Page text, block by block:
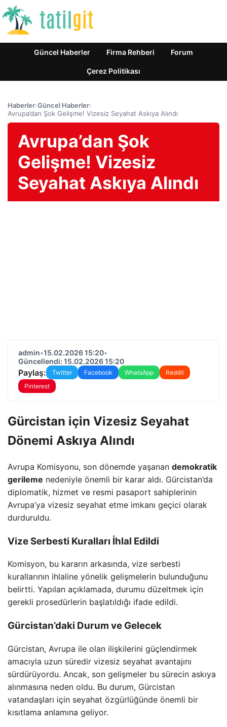
Güncel Haberler Firma Rehberi Forum
Çerez Politikası
Haberler›Güncel Haberler›
Avrupa’dan Şok Gelişme! Vizesiz Seyahat Askıya Alındı
Avrupa’dan Şok
Gelişme! Vizesiz
Seyahat Askıya Alındı
admin•15.02.2026 15:20•
Güncellendi: 15.02.2026 15:20
Paylaş: Twitter Facebook WhatsApp
Reddit
Pinterest
Gürcistan için Vizesiz Seyahat
Dönemi Askıya Alındı
Avrupa Komisyonu, son dönemde yaşanan demokratik
gerileme nedeniyle önemli bir karar aldı. Gürcistan’da
diplomatik, hizmet ve resmi pasaport sahiplerinin
Avrupa’ya vizesiz seyahat etme imkanı geçici olarak
durduruldu.
Vize Serbesti Kuralları İhlal Edildi
Komisyon, bu kararın arkasında, vize serbesti
kurallarının ihlaline yönelik gelişmelerin bulunduğunu
belirtti. Yapılan açıklamada, durumu düzeltmek için
gerekli prosedürlerin başlatıldığı ifade edildi.
Gürcistan’daki Durum ve Gelecek
Gürcistan, Avrupa ile olan ilişkilerini güçlendirmek
amacıyla uzun süredir vizesiz seyahat avantajını
sürdürüyordu. Ancak, son gelişmeler bu sürecin askıya
alınmasına neden oldu. Bu durum, Gürcistan
vatandaşları için seyahat özgürlüğünde önemli bir
kısıtlama anlamına geliyor.